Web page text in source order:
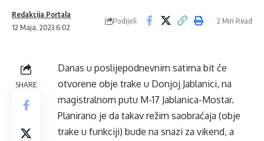
12 Maja, 2023 6:02
Redakcija Portala
Podijeli 2 Min Read
SHARE
Danas u poslijepodnevnim satima bit će
otvorene obje trake u Donjoj Jablanici, na
magistralnom putu M-17 Jablanica-Mostar.
Planirano je da takav režim saobraćaja (obje
trake u funkciji) bude na snazi za vikend, a